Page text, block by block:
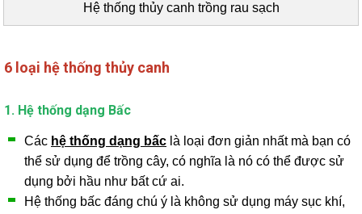
Hệ thống thủy canh trồng rau sạch
6 loại hệ thống thủy canh
1. Hệ thống dạng Bấc
Các hệ thống dạng bấc là loại đơn giản nhất mà bạn có
thể sử dụng để trồng cây, có nghĩa là nó có thể được sử
dụng bởi hầu như bất cứ ai.
Hệ thống bấc đáng chú ý là không sử dụng máy sục khí,